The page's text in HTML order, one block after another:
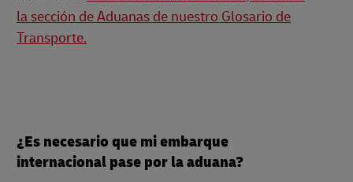
la sección de Aduanas de nuestro Glosario de
Transporte.
¿Es necesario que mi embarque
internacional pase por la aduana?